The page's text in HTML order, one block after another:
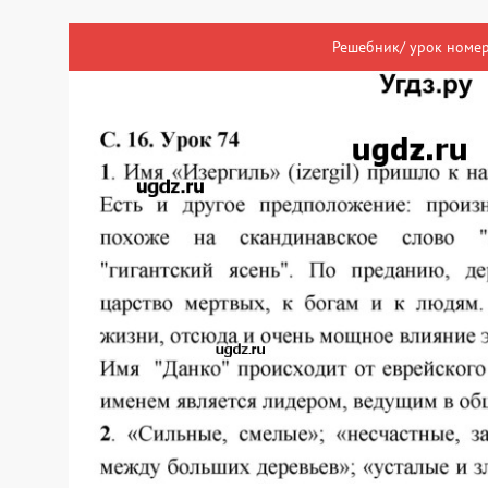
Решебник/ урок